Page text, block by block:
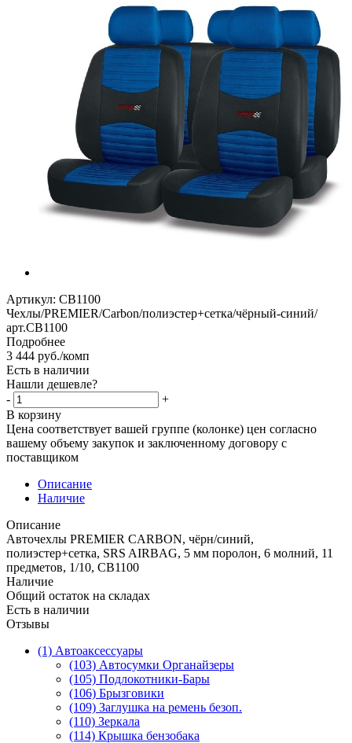
Артикул: CB1100
Чехлы/PREMIER/Carbon/полиэстер+сетка/чёрный-синий/
арт.CB1100
Подробнее
3 444 руб./комп
Есть в наличии
Нашли дешевле?
-
+
В корзину
Цена соответствует вашей группе (колонке) цен согласно
вашему объему закупок и заключенному договору с
поставщиком
Описание
Наличие
Описание
Авточехлы PREMIER CARBON, чёрн/синий,
полиэстер+сетка, SRS AIRBAG, 5 мм поролон, 6 молний, 11
предметов, 1/10, CB1100
Наличие
Общий остаток на складах
Есть в наличии
Отзывы
(1) Автоаксессуары
(103) Автосумки Органайзеры
(105) Подлокотники-Бары
(106) Брызговики
(109) Заглушка на ремень безоп.
(110) Зеркала
(114) Крышка бензобака